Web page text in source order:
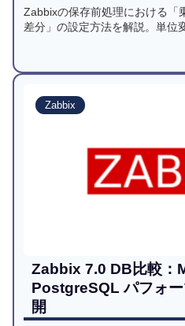
Zabbixの保存前処理における「
差分」の設定方法を解説。単位
（bps）の実例を交えて紹介し
まとめました。
Zabbix
Zabbix 7.0 DB比較：
PostgreSQL パフォ
開